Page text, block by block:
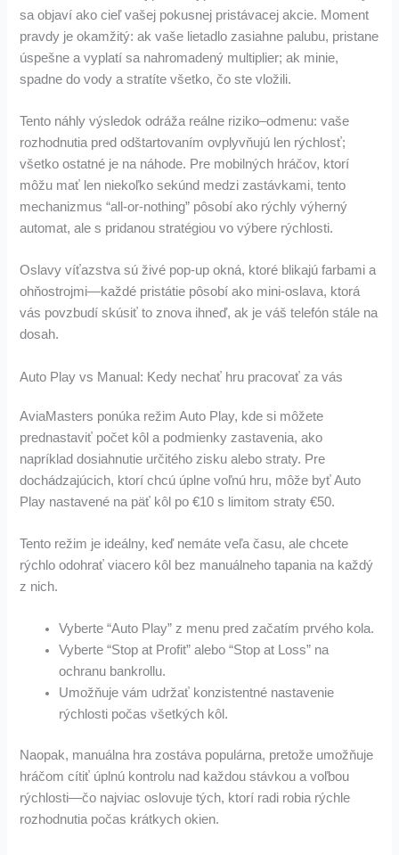
sa objaví ako cieľ vašej pokusnej pristávacej akcie. Moment
pravdy je okamžitý: ak vaše lietadlo zasiahne palubu, pristane
úspešne a vyplatí sa nahromadený multiplier; ak minie,
spadne do vody a stratíte všetko, čo ste vložili.
Tento náhly výsledok odráža reálne riziko–odmenu: vaše
rozhodnutia pred odštartovaním ovplyvňujú len rýchlosť;
všetko ostatné je na náhode. Pre mobilných hráčov, ktorí
môžu mať len niekoľko sekúnd medzi zastávkami, tento
mechanizmus “all-or-nothing” pôsobí ako rýchly výherný
automat, ale s pridanou stratégiou vo výbere rýchlosti.
Oslavy víťazstva sú živé pop-up okná, ktoré blikajú farbami a
ohňostrojmi—každé pristátie pôsobí ako mini‑oslava, ktorá
vás povzbudí skúsiť to znova ihneď, ak je váš telefón stále na
dosah.
Auto Play vs Manual: Kedy nechať hru pracovať za vás
AviaMasters ponúka režim Auto Play, kde si môžete
prednastaviť počet kôl a podmienky zastavenia, ako
napríklad dosiahnutie určitého zisku alebo straty. Pre
dochádzajúcich, ktorí chcú úplne voľnú hru, môže byť Auto
Play nastavené na päť kôl po €10 s limitom straty €50.
Tento režim je ideálny, keď nemáte veľa času, ale chcete
rýchlo odohrať viacero kôl bez manuálneho tapania na každý
z nich.
Vyberte “Auto Play” z menu pred začatím prvého kola.
Vyberte “Stop at Profit” alebo “Stop at Loss” na
ochranu bankrollu.
Umožňuje vám udržať konzistentné nastavenie
rýchlosti počas všetkých kôl.
Naopak, manuálna hra zostáva populárna, pretože umožňuje
hráčom cítiť úplnú kontrolu nad každou stávkou a voľbou
rýchlosti—čo najviac oslovuje tých, ktorí radi robia rýchle
rozhodnutia počas krátkych okien.